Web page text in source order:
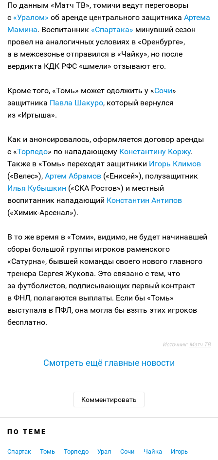
По данным «Матч ТВ», томичи ведут переговоры
с «Уралом» об аренде центрального защитника Артема
Мамина. Воспитанник «Спартака» минувший сезон
провел на аналогичных условиях в «Оренбурге»,
а в межсезонье отправился в «Чайку», но после
вердикта КДК РФС «шмели» отзывают его.
Кроме того, «Томь» может одолжить у «Сочи»
защитника Павла Шакуро, который вернулся
из «Иртыша».
Как и анонсировалось, оформляется договор аренды
с «Торпедо» по нападающему Константину Коржу.
Также в «Томь» переходят защитники Игорь Климов
(«Велес»), Артем Абрамов («Енисей»), полузащитник
Илья Кубышкин («СКА Ростов») и местный
воспитанник нападающий Константин Антипов
(«Химик-Арсенал»).
В то же время в «Томи», видимо, не будет начинавшей
сборы большой группы игроков раменского
«Сатурна», бывшей команды своего нового главного
тренера Сергея Жукова. Это связано с тем, что
за футболистов, подписывающих первый контракт
в ФНЛ, полагаются выплаты. Если бы «Томь»
выступала в ПФЛ, она могла бы взять этих игроков
бесплатно.
Источник: Матч ТВ
Смотреть ещё главные новости
Комментировать
ПО ТЕМЕ
Спартак Томь Торпедо Урал Сочи Чайка
Игорь